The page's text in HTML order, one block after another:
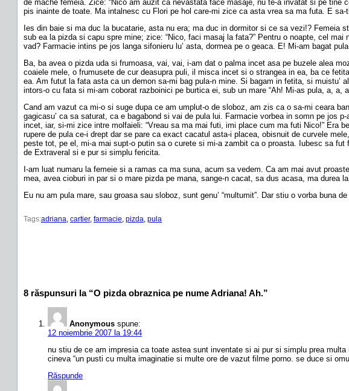
de mache femeia. Zice: “Nico am auzit ca nevastata face masaje, nu te-a invatat si pe
pis inainte de toate. Ma intalnesc cu Flori pe hol care-mi zice ca asta vrea sa ma futa. E
Ies din baie si ma duc la bucatarie, asta nu era; ma duc in dormitor si ce sa vezi!? Femeia
sub ea la pizda si capu spre mine; zice: “Nico, faci masaj la fata?” Pentru o noapte, cel
vad? Farmacie intins pe jos langa sifonieru lu’ asta, dormea pe o geaca. E! Mi-am bagat
Ba, ba avea o pizda uda si frumoasa, vai, vai, i-am dat o palma incet asa pe buzele alea
coaiele mele, o frumusete de cur deasupra puli, il misca incet si o strangea in ea, ba ce
ea. Am futut la fata asta ca un demon sa-mi bag pula-n mine. Si bagam in fetita, si muistu’
intors-o cu fata si mi-am coborat razboinici pe burtica ei, sub un mare “Ah! Mi-as pula, a, a,
Cand am vazut ca mi-o si suge dupa ce am umplut-o de sloboz, am zis ca o sa-mi ceara
gagicasu’ ca sa saturat, ca e bagabond si vai de pula lui. Farmacie vorbea in somn pe jos
incet, iar, si-mi zice intre molfaieli: “Vreau sa ma mai futi, imi place cum ma futi Nico!” Era
rupere de pula ce-i drept dar se pare ca exact cacatul asta-i placea, obisnuit de curvele
peste tot, pe el, mi-a mai supt-o putin sa o curete si mi-a zambit ca o proasta. Iubesc sa
de Extraveral si e pur si simplu fericita.
I-am luat numaru la femeie si a ramas ca ma suna, acum sa vedem. Ca am mai avut
mea, avea cioburi in par si o mare pizda pe mana, sange-n cacat, sa dus acasa, ma durea
Eu nu am pula mare, sau groasa sau sloboz, sunt genu’ “multumit”. Dar stiu o vorba buna
Tags:adriana cartier, farmacie pizda pula
8 răspunsuri la “O pizda obraznica pe nume Adriana! Ah.”
Anonymous spune:
12 noiembrie 2007 la 19:44
nu stiu de ce am impresia ca toate astea sunt inventate si ai pur si simplu prea
cineva “un pusti cu multa imaginatie si multe ore de vazut filme porno. se duce si
Răspunde